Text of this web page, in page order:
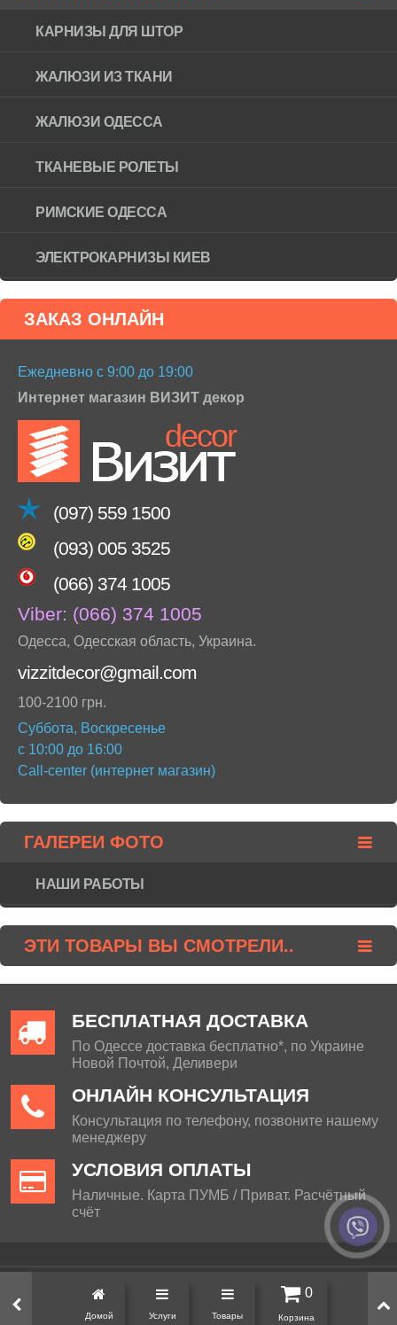
КАРНИЗЫ ДЛЯ ШТОР
ЖАЛЮЗИ ИЗ ТКАНИ
ЖАЛЮЗИ ОДЕССА
ТКАНЕВЫЕ РОЛЕТЫ
РИМСКИЕ ОДЕССА
ЭЛЕКТРОКАРНИЗЫ КИЕВ
ЗАКАЗ ОНЛАЙН
Ежедневно с 9:00 до 19:00
Интернет магазин ВИЗИТ декор
(097) 559 1500
(093) 005 3525
(066) 374 1005
Viber: (066) 374 1005
Одесса, Одесская область, Украина.
vizzitdecor@gmail.com
100-2100 грн.
Суббота, Воскресенье
с 10:00 до 16:00
Call-center (интернет магазин)
ГАЛЕРЕИ ФОТО
НАШИ РАБОТЫ
ЭТИ ТОВАРЫ ВЫ СМОТРЕЛИ..
БЕСПЛАТНАЯ ДОСТАВКА
По Одессе доставка бесплатно*, по Украине
Новой Почтой, Деливери
ОНЛАЙН КОНСУЛЬТАЦИЯ
Консультация по телефону, позвоните нашему
менеджеру
УСЛОВИЯ ОПЛАТЫ
Наличные. Карта ПУМБ / Приват. Расчётный
счёт
Домой Услуги Товары
0
Корзина